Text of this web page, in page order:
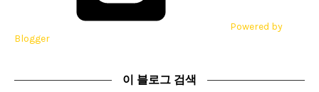
Powered by
Blogger
이 블로그 검색